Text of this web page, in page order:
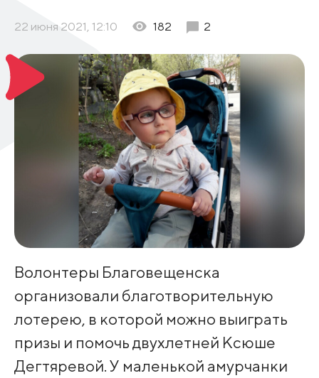
22 июня 2021, 12:10 182 2
Волонтеры Благовещенска
организовали благотворительную
лотерею, в которой можно выиграть
призы и помочь двухлетней Ксюше
Дегтяревой. У маленькой амурчанки